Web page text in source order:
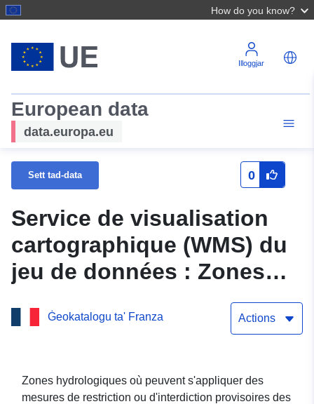
How do you know?
Illoggjar
European data
data.europa.eu
Sett tad-data 0
Service de visualisation
cartographique (WMS) du
jeu de données : Zones
hydrologiques de gestion
de la ressource en eau
dans la Drôme
Ġeokatalogu ta' Franza Actions
Zones hydrologiques où peuvent s'appliquer des
mesures de restriction ou d'interdiction provisoires des